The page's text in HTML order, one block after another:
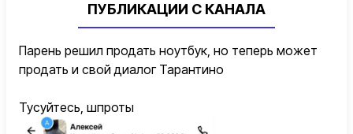
ПУБЛИКАЦИИ С КАНАЛА
Парень решил продать ноутбук, но теперь может
продать и свой диалог Тарантино
Тусуйтесь, шпроты